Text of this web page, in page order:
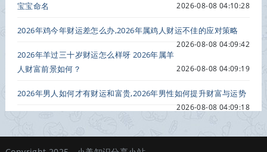
宝宝命名
2026-08-08 04:10:28
2026年鸡今年财运差怎么办,2026年属鸡人财运不佳的应对策略
2026-08-08 04:09:42
2026年羊过三十岁财运怎么样呀 2026年属羊
人财富前景如何？
2026-08-08 04:09:19
2026年男人如何才有财运和富贵,2026年男性如何提升财富与运势
2026-08-08 04:09:18